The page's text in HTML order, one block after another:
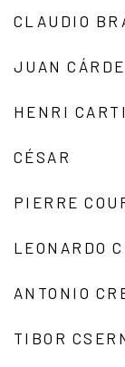
CLAUDIO
JUAN
HENRI
CÉSAR
PIERRE
LEONARDO
ANTONIO
TIBOR